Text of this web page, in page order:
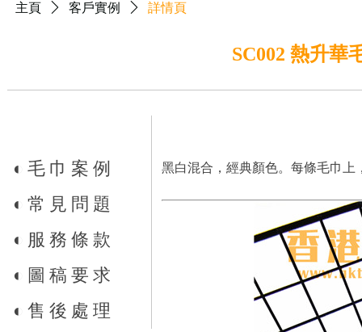
SC002 熱升華
黑白混合，經典顏色。每條毛巾上
主頁 ꄲ 客戶實例 ꄲ 詳情頁
◐ 毛巾案例
◐ 常見問題
◐ 服務條款
◐ 圖稿要求
◐ 售後處理